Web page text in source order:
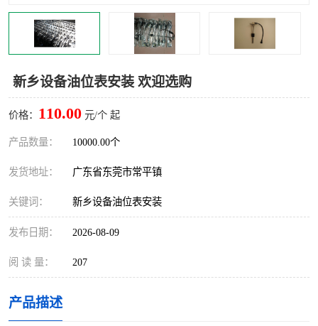
新乡设备油位表安装 欢迎选购
价格： 110.00 元/个 起
产品数量： 10000.00个
发货地址： 广东省东莞市常平镇
关键词： 新乡设备油位表安装
发布日期： 2026-08-09
阅 读 量： 207
产品描述